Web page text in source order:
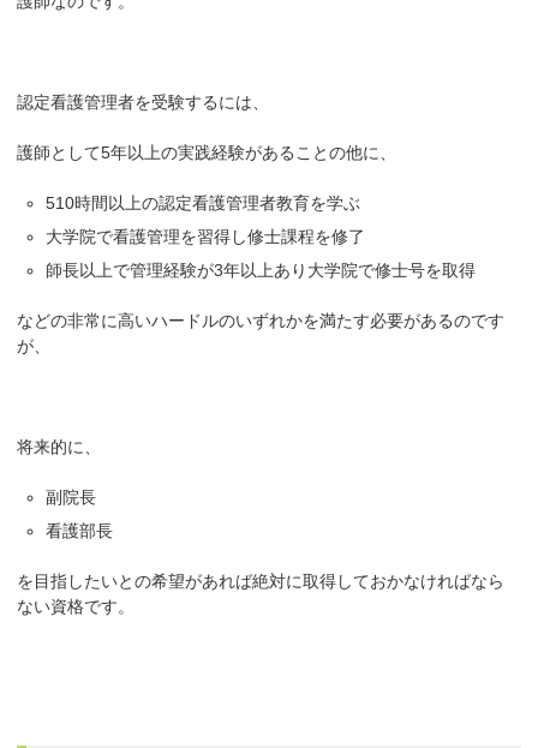
認定看護管理者を受験するには、
護師として5年以上の実践経験があることの他に、
510時間以上の認定看護管理者教育を学ぶ
大学院で看護管理を習得し修士課程を修了
師長以上で管理経験が3年以上あり大学院で修士号を取得
などの非常に高いハードルのいずれかを満たす必要があるのです
が、
将来的に、
副院長
看護部長
を目指したいとの希望があれば絶対に取得しておかなければなら
ない資格です。